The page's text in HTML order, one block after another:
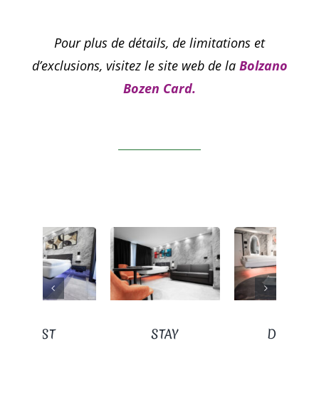
Pour plus de détails, de limitations et
d’exclusions, visitez le site web de la Bolzano
Bozen Card.